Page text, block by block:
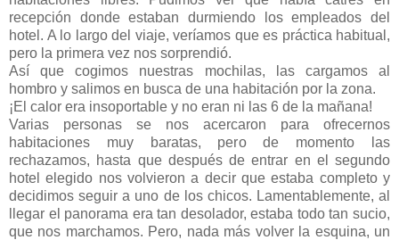
recepción donde estaban durmiendo los empleados del
hotel. A lo largo del viaje, veríamos que es práctica habitual,
pero la primera vez nos sorprendió.
Así que cogimos nuestras mochilas, las cargamos al
hombro y salimos en busca de una habitación por la zona.
¡El calor era insoportable y no eran ni las 6 de la mañana!
Varias personas se nos acercaron para ofrecernos
habitaciones muy baratas, pero de momento las
rechazamos, hasta que después de entrar en el segundo
hotel elegido nos volvieron a decir que estaba completo y
decidimos seguir a uno de los chicos. Lamentablemente, al
llegar el panorama era tan desolador, estaba todo tan sucio,
que nos marchamos. Pero, nada más volver la esquina, un